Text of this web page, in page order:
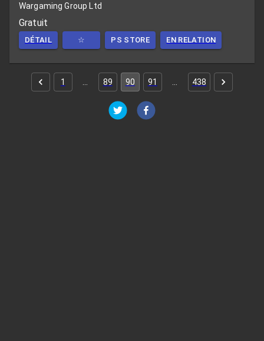
Wargaming Group Ltd
Gratuit
DÉTAIL ☆ PS STORE EN RELATION
1 89 90 91 438